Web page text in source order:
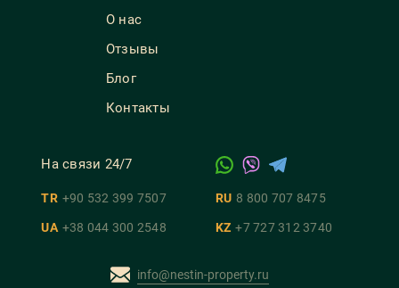
О нас
Отзывы
Блог
Контакты
На связи 24/7
TR +90 532 399 7507 RU 8 800 707 8475
UA +38 044 300 2548 KZ +7 727 312 3740
info@nestin-property.ru